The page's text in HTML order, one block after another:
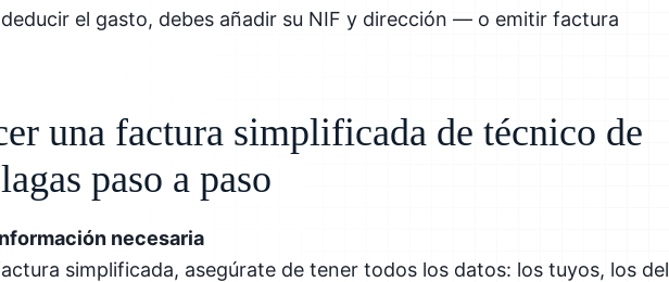
deducir el gasto, debes añadir su NIF y dirección — o emitir factura
una factura simplificada de técnico de
paso a paso
necesaria
simplificada, asegúrate de tener todos los datos: los tuyos, los del